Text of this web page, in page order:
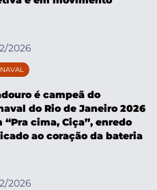
2026
é campeã do
do Rio de Janeiro 2026
“Pra cima, Ciça”, enredo
ao coração da bateria
2026